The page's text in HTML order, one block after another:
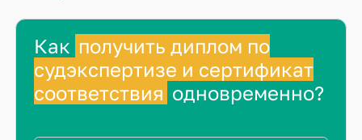
Как получить диплом по
судэкспертизе и сертификат
соответствия одновременно?